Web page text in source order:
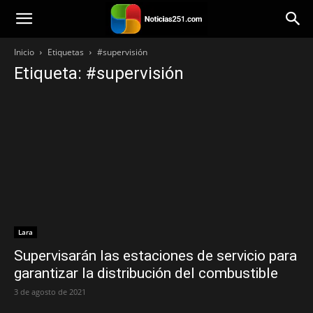
Noticias251
Inicio Etiquetas #supervisión
Etiqueta: #supervisión
Lara
Supervisarán las estaciones de servicio para
garantizar la distribución del combustible
3 de agosto de 2021